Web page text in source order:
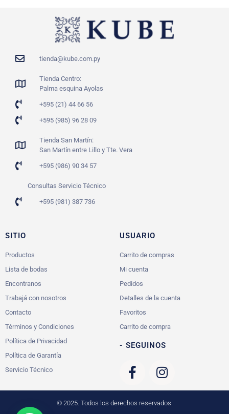
tienda@kube.com.py
Tienda Centro:
Palma esquina Ayolas
+595 (21) 44 66 56
+595 (985) 96 28 09
Tienda San Martín:
San Martín entre Lillo y Tte. Vera
+595 (986) 90 34 57
Consultas Servicio Técnico
+595 (981) 387 736
SITIO
Productos
Lista de bodas
Encontranos
Trabajá con nosotros
Contacto
Términos y Condiciones
Política de Privacidad
Política de Garantía
Servicio Técnico
USUARIO
Carrito de compras
Mi cuenta
Pedidos
Detalles de la cuenta
Favoritos
Carrito de compra
- SEGUINOS
© 2025. Todos los derechos reservados.